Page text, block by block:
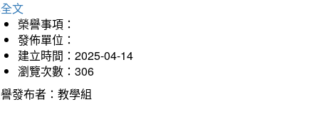
文
榮譽事項：
發佈單位：
建立時間：2025-04-14
瀏覽次數：306
發布者：教學組